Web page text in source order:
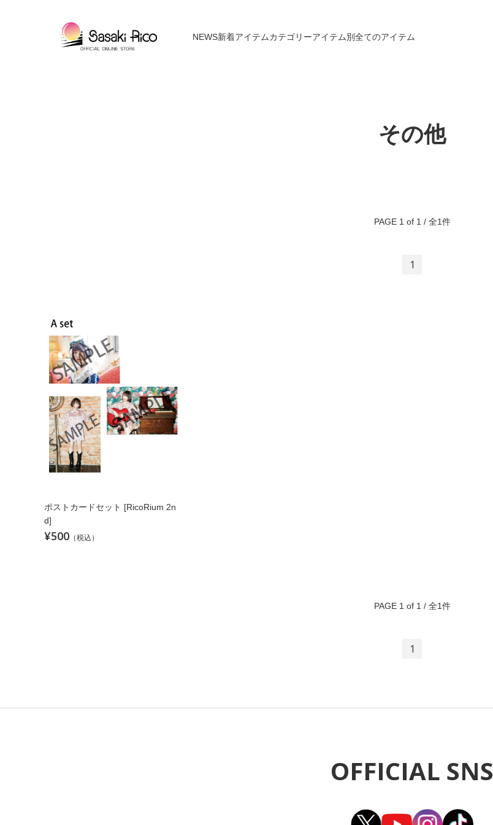
NEWS新着アイテムカテゴリーアイテム別全てのアイテム
その他
PAGE 1 of 1 / 全1件
1
ポストカードセット [RicoRium 2n
d]
¥500 （税込）
PAGE 1 of 1 / 全1件
1
OFFICIAL SNS